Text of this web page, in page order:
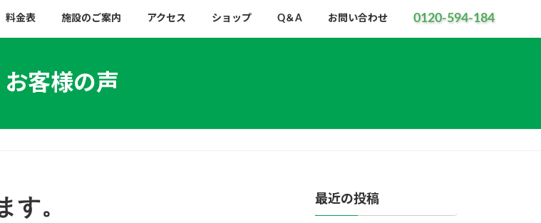
料金表 施設のご案内 アクセス ショップ Q＆A お問い合わせ 0120-594-184
お客様の声
す。 最近の投稿